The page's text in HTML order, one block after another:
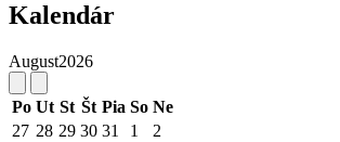
Kalendár
August2026
Po Ut St Št Pia So Ne
27 28 29 30 31 1
2